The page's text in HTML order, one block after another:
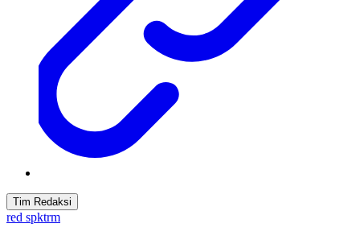
Tim Redaksi
red spktrm